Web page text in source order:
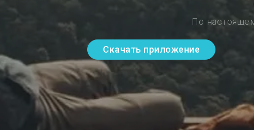
По-
Скачать приложение